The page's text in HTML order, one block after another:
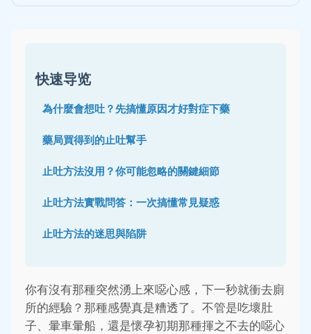
快速导览
為什麼會想吐？先搞懂原因才好對症下藥
藥局買得到的止吐幫手
止吐方法沒用？你可能忽略的關鍵細節
止吐方法實戰問答：一次搞懂常見疑惑
止吐方法的迷思與陷阱
你有沒有那種突然湧上來噁心感，下一秒就衝去廁
所的經驗？那種感覺真是糟透了。不管是吃壞肚
子、暈車暈船，還是懷孕初期那種揮之不去的噁心